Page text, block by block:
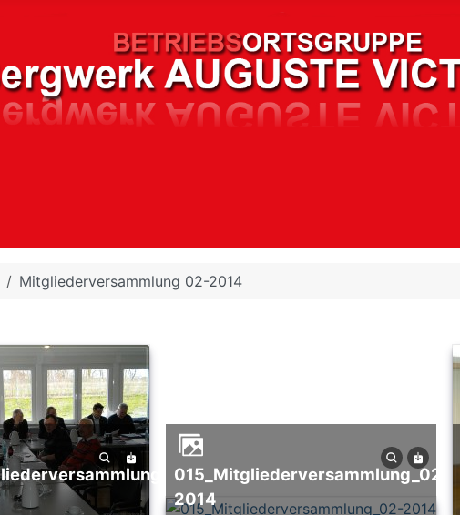
Mitgliederversammlung 02-2014
015_Mitgliederversammlung_02-
2014